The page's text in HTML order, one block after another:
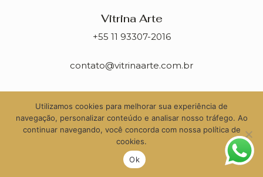
Vitrina Arte
+55 11 93307-2016
contato@vitrinaarte.com.br
Utilizamos cookies para melhorar sua experiência de
navegação, personalizar conteúdo e analisar nosso tráfego. Ao
continuar navegando, você concorda com nossa política de
cookies.
Ok